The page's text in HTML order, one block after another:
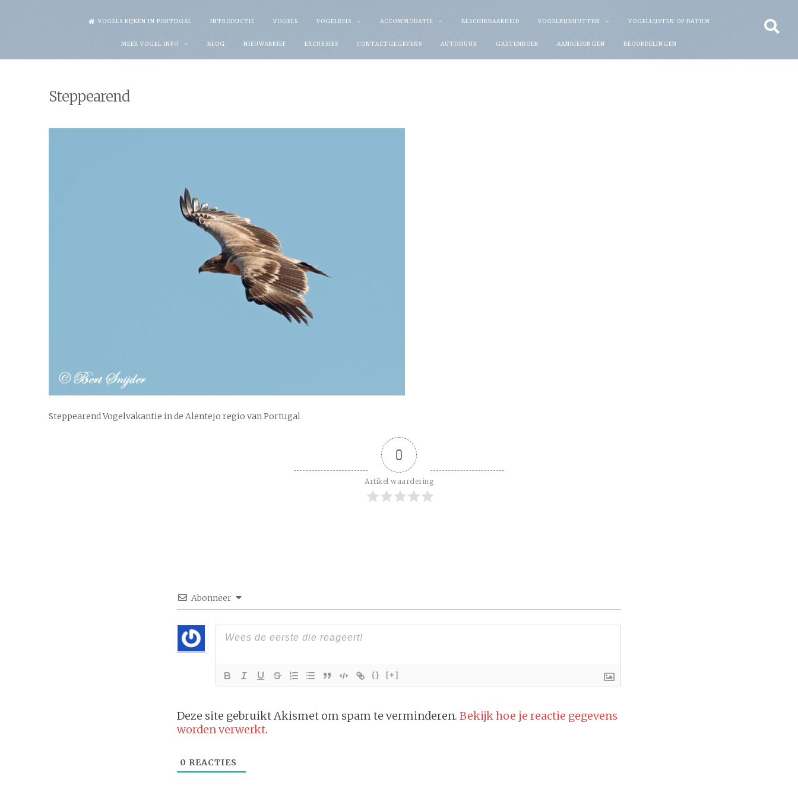
VOGELS KIJKEN IN PORTUGAL INTRODUCTIE VOGELS VOGELREIS ACCOMMODATIE BESCHIKBAARHEID VOGELKIJKHUTTEN VOGELLIJSTEN OP DATUM
MEER VOGEL INFO BLOG NIEUWSBRIEF EXCURSIES CONTACTGEGEVENS AUTOHUUR GASTENBOEK AANBIEDINGEN BEOORDELINGEN
Steppearend
Steppearend Vogelvakantie in de Alentejo regio van Portugal
0
Artikel waardering
Abonneer
{} [+]
Deze site gebruikt Akismet om spam te verminderen. Bekijk hoe je reactie gegevens
worden verwerkt.
0 REACTIES